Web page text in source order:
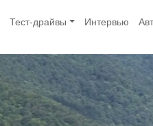
Тест-драйвы Интервью